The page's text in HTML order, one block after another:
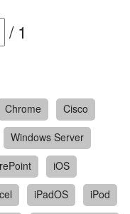
/ 1
Chrome
Cisco
Windows Server
iOS
iPadOS
iPod